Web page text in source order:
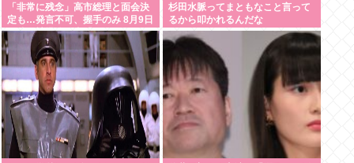
「非常に残念」高市総理と面会決
定も…発言不可、握手のみ 8月9日
長崎の被爆体験者「何のために」 |
主催の長崎市に呼ばれたから行っ
てるんだろうに
杉田水脈ってまともなこと言って
るから叩かれるんだな